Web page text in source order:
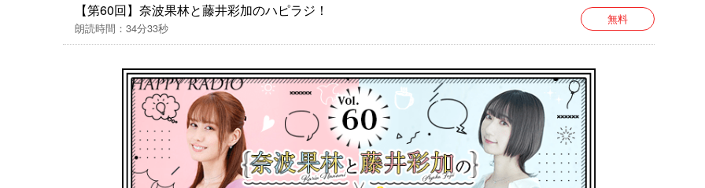
▼【パーソナリティ】
奈波 果林（Karin Nanami）
誕生日：1月7日
出身地：北海道
方言：北海道弁
血液型：A型
趣味・特技：ミニチュアフィギュア収集、スポーツチャンバラ（初段）、フェンシング、小動物看
【第60回】奈波果林と藤井彩加のハピラジ！
朗読時間：34分33秒
無料